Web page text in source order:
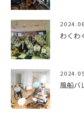
わくわ
風船バ